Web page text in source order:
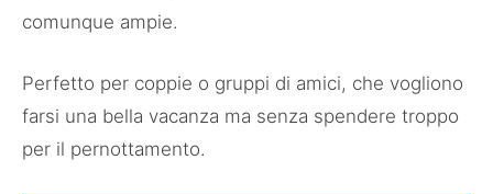
comunque ampie.
Perfetto per coppie o gruppi di amici, che vogliono
farsi una bella vacanza ma senza spendere troppo
per il pernottamento.